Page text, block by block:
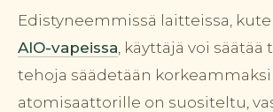
Edistyneemmissä laitteissa,
AIO-vapeissa , käyttäjä voi säätää
tehoja säädetään
atomisaattorille on suositeltu,